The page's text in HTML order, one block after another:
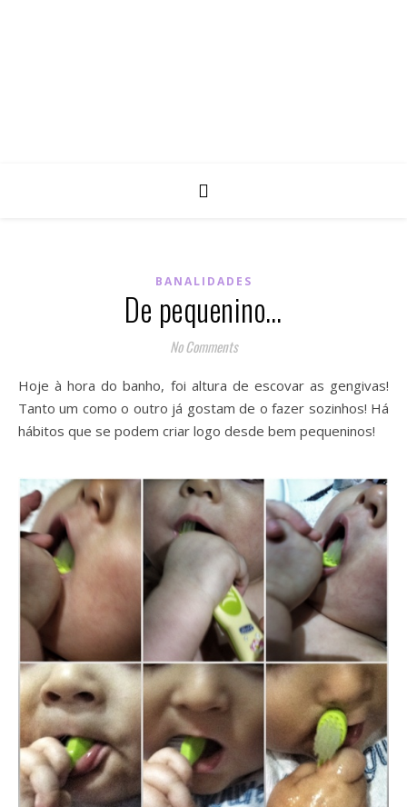
BANALIDADES
De pequenino…
No Comments
Hoje à hora do banho, foi altura de escovar as gengivas!
Tanto um como o outro já gostam de o fazer sozinhos! Há
hábitos que se podem criar logo desde bem pequeninos!